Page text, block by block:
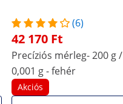
(6)
42 170 Ft
Precíziós mérleg- 200 g /
0,001 g - fehér
Akciós